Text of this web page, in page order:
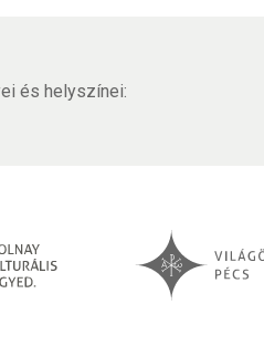
és helyszínei: